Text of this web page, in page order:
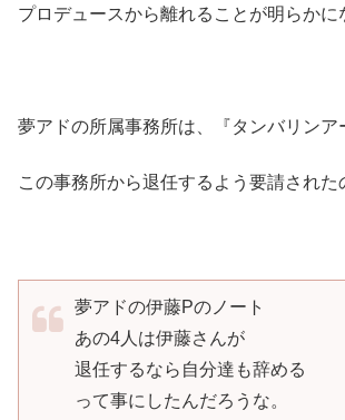
プロデュースから離れることが明らかに
夢アドの所属事務所は、『タンバリンア
この事務所から退任するよう要請された
夢アドの伊藤Pのノート
あの4人は伊藤さんが
退任するなら自分達も辞める
って事にしたんだろうな。